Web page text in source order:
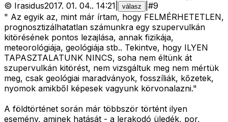
© Irasidus2017. 01. 04.. 14:21 válasz #9
" Az egyik az, mint már írtam, hogy FELMÉRHETETLEN,
prognosztizálhatatlan számunkra egy szupervulkán
kitörésének pontos lezajlása, annak fizikája,
meteorológiája, geológiája stb.. Tekintve, hogy ILYEN
TAPASZTALATUNK NINCS, soha nem éltünk át
szupervulkán kitörést, nem vizsgáltuk meg nem mértük
meg, csak geológiai maradványok, fosszíliák, kőzetek,
nyomok amikből képesek vagyunk körvonalazni."
A földtörténet során már többször történt ilyen
esemény, aminek hatását - a lerakodó üledék, por,